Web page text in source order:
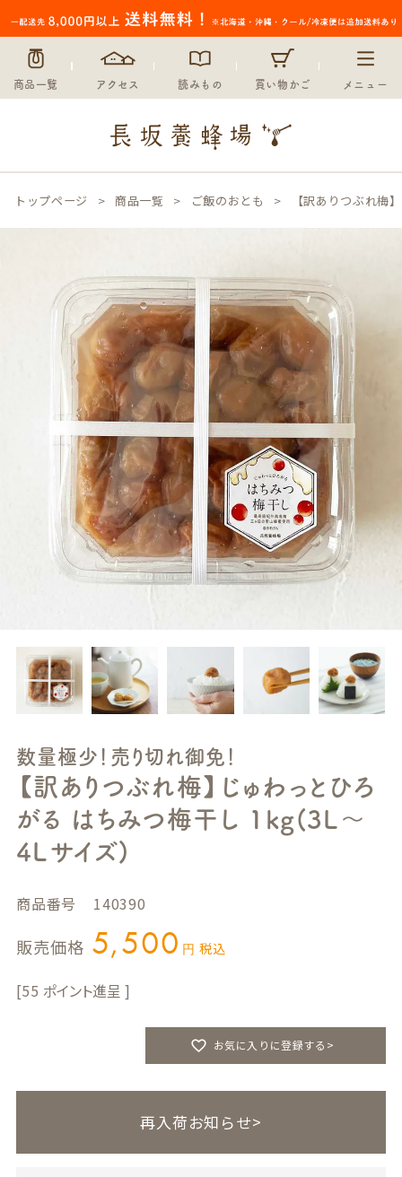
商品一覧 アクセス 読みもの 買い物かご メニュー
トップページ 商品一覧 ご飯のおとも 【訳ありつぶれ梅
数量極少！売り切れ御免！
【訳ありつぶれ梅】じゅわっとひろ
がる はちみつ梅干し 1kg(3L～
4Lサイズ)
商品番号 140390
販売価格 5,500 税込
55
お気に入りに登録する>
再入荷お知らせ>